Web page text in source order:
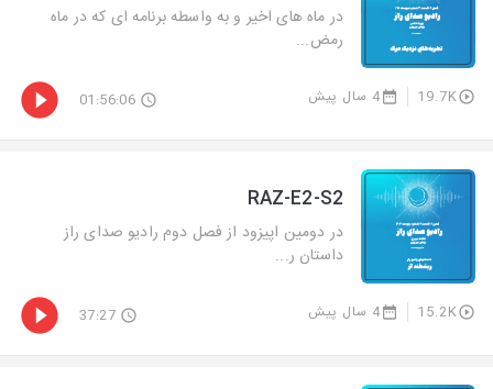
در ماه های اخیر و به واسطه برنامه ای که در ماه
رمض...
19.7K 4 سال پیش 01:56:06
RAZ-E2-S2
در دومین اپیزود از فصل دوم رادیو صدای راز
داستان ر...
15.2K 4 سال پیش 37:27